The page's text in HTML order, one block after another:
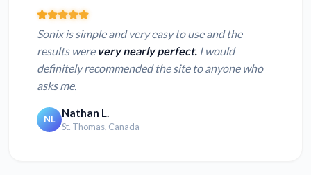
Sonix is simple and very easy to use and the
results were very nearly perfect. I would
definitely recommended the site to anyone who
asks me.
NL Nathan L.
St. Thomas, Canada